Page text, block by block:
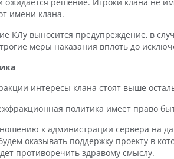
имени клана.
КЛу выносится предупреждение, в
меры наказания вплоть до
интересы клана стоят выше
политика имеет право
к администрации сервера на
оказывать поддержку проекту в
противоречить здравому смыслу.